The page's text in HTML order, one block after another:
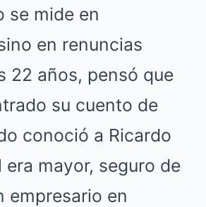
se mide en
en renuncias
22 años, pensó que
su cuento de
conoció a Ricardo
era mayor, seguro de
empresario en